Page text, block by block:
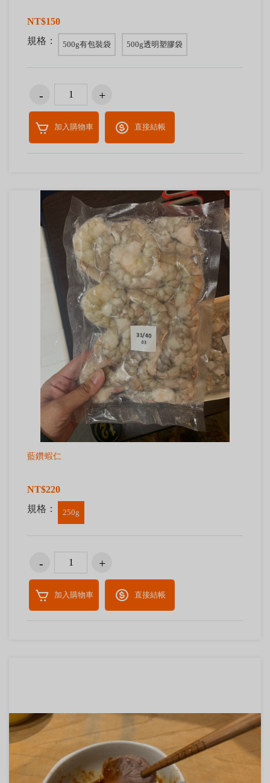
NT$150
規格：
500g有包裝袋 500g透明塑膠袋
加入購物車 直接結帳
藍鑽蝦仁
NT$220
規格：
250g
加入購物車 直接結帳